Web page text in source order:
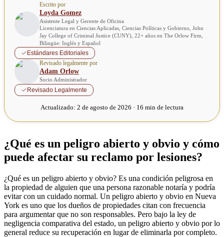
Escrito por
Loyda Gomez
Asistente Legal y Gerente de Oficina
Licenciatura en Ciencias Aplicadas, Ciencias Políticas y Gobierno, John
Jay College of Criminal Justice (CUNY), 22+ años en The Orlow Firm,
Bilingüe: Inglés y Español
Estándares Editoriales
Revisado legalmente por
Adam Orlow
Socio Administrador
Revisado Legalmente
Actualizado: 2 de agosto de 2026 · 16 min de lectura
¿Qué es un peligro abierto y obvio y cómo
puede afectar su reclamo por lesiones?
¿Qué es un peligro abierto y obvio? Es una condición peligrosa en
la propiedad de alguien que una persona razonable notaría y podría
evitar con un cuidado normal. Un peligro abierto y obvio en Nueva
York es uno que los dueños de propiedades citan con frecuencia
para argumentar que no son responsables. Pero bajo la ley de
negligencia comparativa del estado, un peligro abierto y obvio por lo
general reduce su recuperación en lugar de eliminarla por completo.